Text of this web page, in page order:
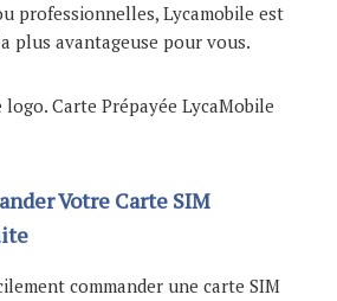
professionnelles, Lycamobile est
plus avantageuse pour vous.
Votre Carte SIM
commander une carte SIM